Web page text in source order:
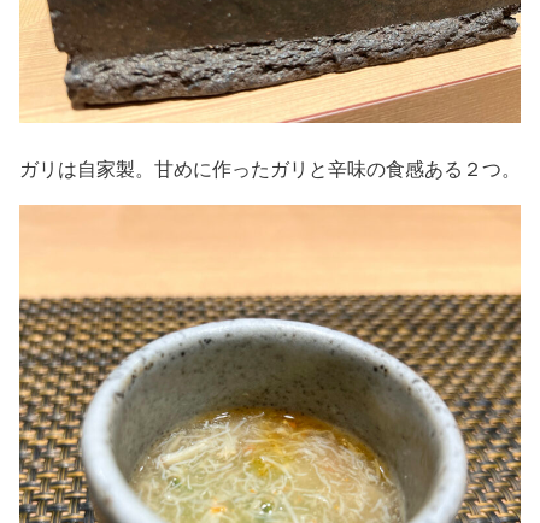
ガリは自家製。甘めに作ったガリと辛味の食感ある２つ。